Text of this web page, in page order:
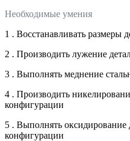
Необходимые умения
1 . Восстанавливать размеры
2 . Производить лужение
3 . Выполнять меднение
4 . Производить
конфигурации
5 . Выполнять оксидирование
конфигурации